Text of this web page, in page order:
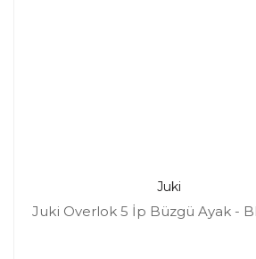
Juki
Juki Overlok 5 İp Büzgü Ayak -